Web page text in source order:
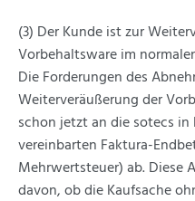
(3) Der Kunde ist zur
Vorbehaltsware im
Die Forderungen des
Weiterveräußerung der
schon jetzt an die sotecs
vereinbarten Faktura-
Mehrwertsteuer) ab.
davon, ob die Kaufsache